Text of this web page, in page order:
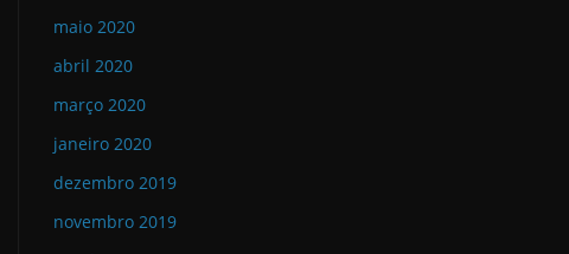
maio 2020
abril 2020
março 2020
janeiro 2020
dezembro 2019
novembro 2019